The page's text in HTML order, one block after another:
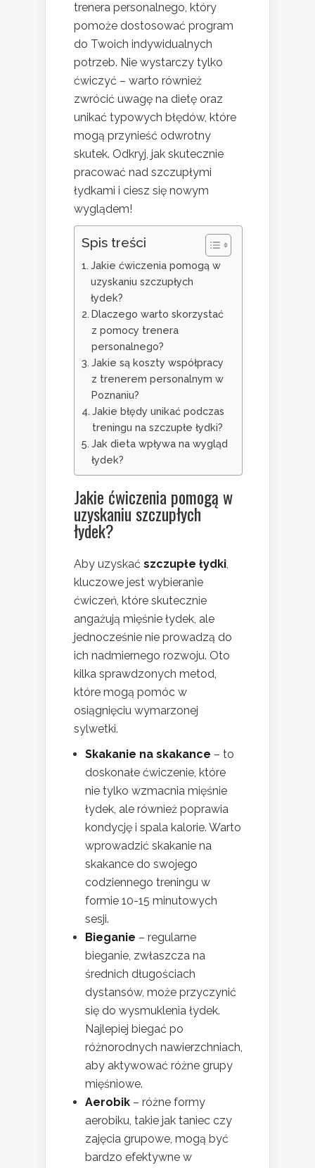
trenera personalnego, który
pomoże dostosować program
do Twoich indywidualnych
potrzeb. Nie wystarczy tylko
ćwiczyć – warto również
zwrócić uwagę na dietę oraz
unikać typowych błędów, które
mogą przynieść odwrotny
skutek. Odkryj, jak skutecznie
pracować nad szczupłymi
łydkami i ciesz się nowym
wyglądem!
Spis treści
Jakie ćwiczenia pomogą w
uzyskaniu szczupłych
łydek?
Dlaczego warto skorzystać
z pomocy trenera
personalnego?
Jakie są koszty współpracy
z trenerem personalnym w
Poznaniu?
Jakie błędy unikać podczas
treningu na szczupłe łydki?
Jak dieta wpływa na wygląd
łydek?
Jakie ćwiczenia pomogą w
uzyskaniu szczupłych
łydek?
Aby uzyskać szczupłe łydki,
kluczowe jest wybieranie
ćwiczeń, które skutecznie
angażują mięśnie łydek, ale
jednocześnie nie prowadzą do
ich nadmiernego rozwoju. Oto
kilka sprawdzonych metod,
które mogą pomóc w
osiągnięciu wymarzonej
sylwetki.
Skakanie na skakance – to
doskonałe ćwiczenie, które
nie tylko wzmacnia mięśnie
łydek, ale również poprawia
kondycję i spala kalorie. Warto
wprowadzić skakanie na
skakance do swojego
codziennego treningu w
formie 10-15 minutowych
sesji.
Bieganie – regularne
bieganie, zwłaszcza na
średnich długościach
dystansów, może przyczynić
się do wysmuklenia łydek.
Najlepiej biegać po
różnorodnych nawierzchniach,
aby aktywować różne grupy
mięśniowe.
Aerobik – różne formy
aerobiku, takie jak taniec czy
zajęcia grupowe, mogą być
bardzo efektywne w